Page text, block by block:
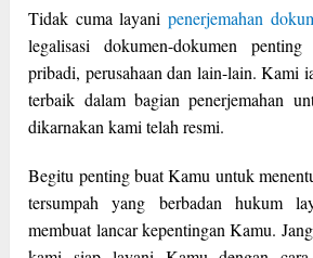
Tidak cuma layanipenerjemahan
legalisasi dokumen-dokumen
pribadi, perusahaan dan lain-lain. Kami
terbaik dalam bagian penerjemahan
dikarnakan kami telah resmi.
Begitu penting buat Kamu untuk
tersumpah yang berbadan hukum
membuat lancar kepentingan Kamu.